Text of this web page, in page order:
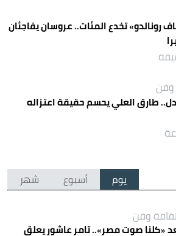
رونالدو» تخدع المئات.. عروسان يفاجئان
وفن
طارق العلي يحسم حقيقة اعتزاله
يوم أسبوع شهر
وفن
«كلنا صوت مصر».. تامر عاشور يعلق